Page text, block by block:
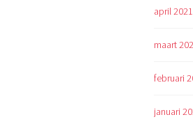
april 2021
maart
februari
januari